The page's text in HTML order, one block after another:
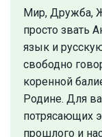
Мир, Дружба,
просто звать
язык и
свободно
коренной
Родине. Для
потрясающих
прошлого и